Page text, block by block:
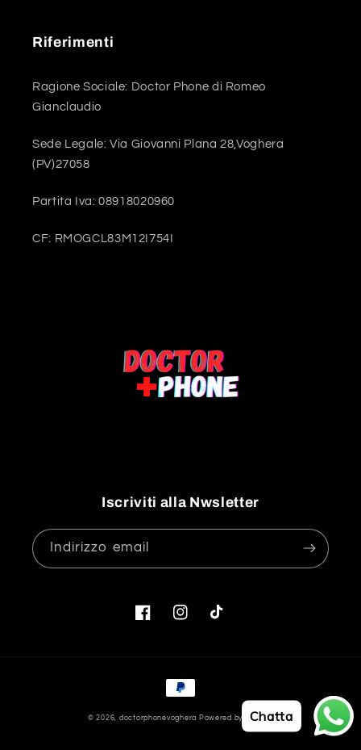
Riferimenti
Ragione Sociale: Doctor Phone di Romeo
Gianclaudio
Sede Legale: Via Giovanni Plana 28,Voghera
(PV)27058
Partita Iva: 08918020960
CF: RMOGCL83M12I754I
Iscriviti alla Nwsletter
Indirizzo email
FacebookInstagramTikTok
Metodi
pagamento
© 2026, doctorphonevoghera Powered by ShopifyChatta